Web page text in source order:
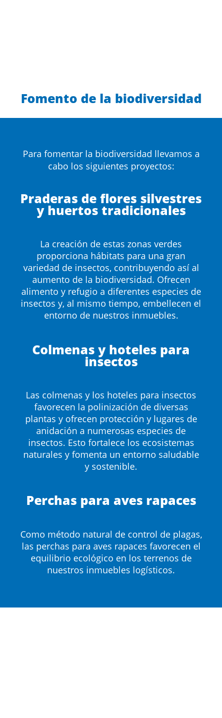
Fomento de la biodiversidad
Para fomentar la biodiversidad llevamos a
cabo los siguientes proyectos:
Praderas de flores silvestres
y huertos tradicionales
La creación de estas zonas verdes
proporciona hábitats para una gran
variedad de insectos, contribuyendo así al
aumento de la biodiversidad. Ofrecen
alimento y refugio a diferentes especies de
insectos y, al mismo tiempo, embellecen el
entorno de nuestros inmuebles.
Colmenas y hoteles para
insectos
Las colmenas y los hoteles para insectos
favorecen la polinización de diversas
plantas y ofrecen protección y lugares de
anidación a numerosas especies de
insectos. Esto fortalece los ecosistemas
naturales y fomenta un entorno saludable
y sostenible.
Perchas para aves rapaces
Como método natural de control de plagas,
las perchas para aves rapaces favorecen el
equilibrio ecológico en los terrenos de
nuestros inmuebles logísticos.